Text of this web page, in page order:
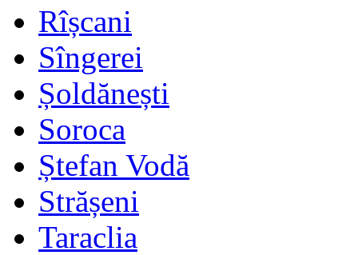
Rîșcani
Sîngerei
Șoldănești
Soroca
Ștefan Vodă
Strășeni
Taraclia